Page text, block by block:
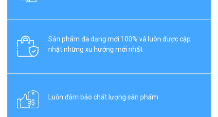
Sản phẩm đa dạng mới 100% và luôn được cập
nhật những xu hướng mới nhất
Luôn đảm bảo chất lượng sản phẩm